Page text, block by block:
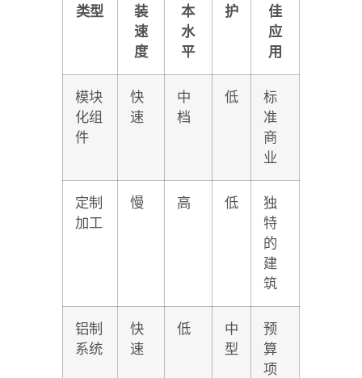
类型
装
速
度
本
水
平
护
佳
应
用
模块
化组
件
快
速
中
档
低
标
准
商
业
定制
加工
慢 高 低
独
特
的
建
筑
铝制
系统
快
速
低
中
型
预
算
项